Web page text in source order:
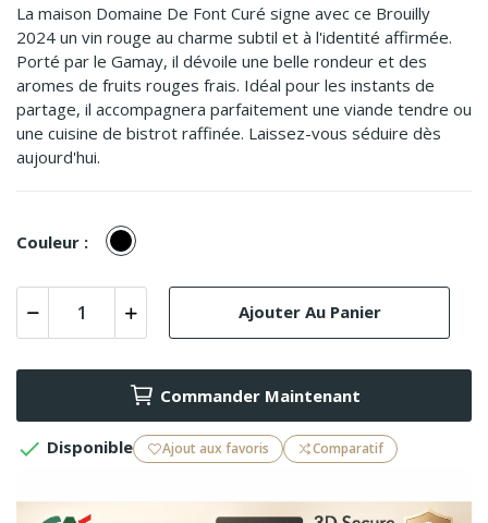
La maison Domaine De Font Curé signe avec ce Brouilly
2024 un vin rouge au charme subtil et à l'identité affirmée.
Porté par le Gamay, il dévoile une belle rondeur et des
aromes de fruits rouges frais. Idéal pour les instants de
partage, il accompagnera parfaitement une viande tendre ou
une cuisine de bistrot raffinée. Laissez-vous séduire dès
aujourd'hui.
Couleur : Rouge
Ajouter Au Panier
Commander Maintenant
 Disponible Ajout aux favoris Comparatif